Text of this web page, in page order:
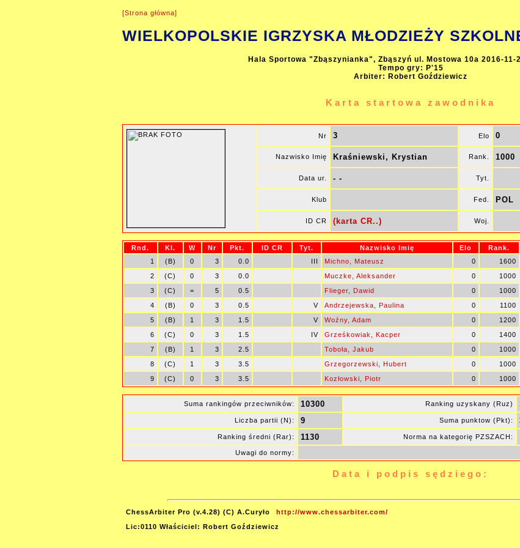
[Strona główna]
WIELKOPOLSKIE IGRZYSKA MŁODZIEŻY
Hala Sportowa "Zbąszynianka", Zbąszyń ul. Mostowa 10a 2016-11-
Tempo gry: P'15
Arbiter: Robert Goździewicz
Karta startowa zawodnika
Nr 3 Elo 0
Nazwisko Imię Kraśniewski, Krystian Rank. 1000
Data ur. - - Tyt.
Klub Fed. POL
ID CR (karta CR..) Woj.
Rnd. Kl. W Nr Pkt. ID CR Tyt. Nazwisko Imię Elo Rank.
1
(B) 0 3 0.0 III Michno, Mateusz 0
1600
2
(C) 0 3 0.0 Muczke, Aleksander 0
1000
3
(C) = 5 0.5 Flieger, Dawid 0
1000
4
(B) 0 3 0.5 V Andrzejewska, Paulina 0
1100
5
(B) 1 3 1.5 V Woźny, Adam 0
1200
6
(C) 0 3 1.5 IV Grześkowiak, Kacper 0
1400
7
(B) 1 3 2.5 Toboła, Jakub 0
1000
8
(C) 1 3 3.5 Grzegorzewski, Hubert 0
1000
9
(C) 0 3 3.5 Kozłowski, Piotr 0 1000
Suma rankingów przeciwników: 10300 Ranking uzyskany (Ruz)
Liczba partii (N): 9 Suma punktow (Pkt):
Ranking średni (Rar): 1130 Norma na kategorię PZSZACH:
Uwagi do normy:
Data i podpis sędziego:
ChessArbiter Pro (v.4.28) (C) A.Curyło
http://www.chessarbiter.com/
Lic:0110 Właściciel: Robert Goździewicz